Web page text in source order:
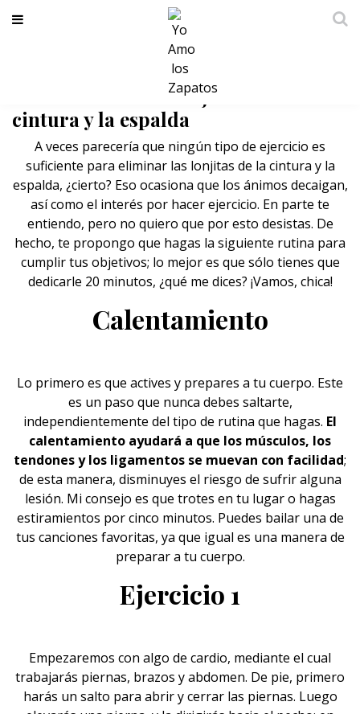
Rutina de 20 minutos para
deshacerte de las lonjitas de la
cintura y la espalda
A veces parecería que ningún tipo de ejercicio es
suficiente para eliminar las lonjitas de la cintura y la
espalda, ¿cierto? Eso ocasiona que los ánimos decaigan,
así como el interés por hacer ejercicio. En parte te
entiendo, pero no quiero que por esto desistas. De
hecho, te propongo que hagas la siguiente rutina para
cumplir tus objetivos; lo mejor es que sólo tienes que
dedicarle 20 minutos, ¿qué me dices? ¡Vamos, chica!
Calentamiento
Lo primero es que actives y prepares a tu cuerpo. Este
es un paso que nunca debes saltarte,
independientemente del tipo de rutina que hagas. El
calentamiento ayudará a que los músculos, los
tendones y los ligamentos se muevan con facilidad;
de esta manera, disminuyes el riesgo de sufrir alguna
lesión. Mi consejo es que trotes en tu lugar o hagas
estiramientos por cinco minutos. Puedes bailar una de
tus canciones favoritas, ya que igual es una manera de
preparar a tu cuerpo.
Ejercicio 1
Empezaremos con algo de cardio, mediante el cual
trabajarás piernas, brazos y abdomen. De pie, primero
harás un salto para abrir y cerrar las piernas. Luego